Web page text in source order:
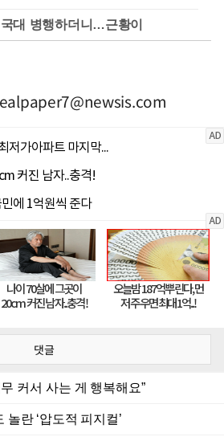
대 병행하더니…근황이
댓글